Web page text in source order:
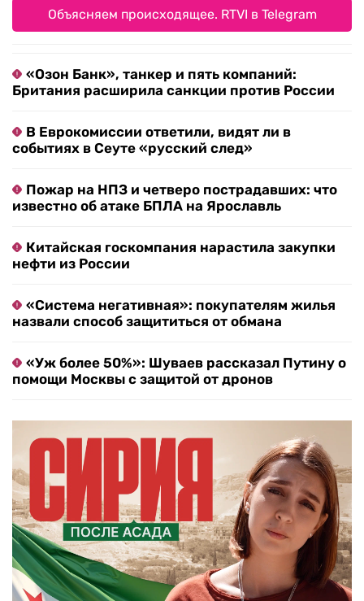
Объясняем происходящее. RTVI в Telegram
«Озон Банк», танкер и пять компаний:
Британия расширила санкции против России
В Еврокомиссии ответили, видят ли в
событиях в Сеуте «русский след»
Пожар на НПЗ и четверо пострадавших: что
известно об атаке БПЛА на Ярославль
Китайская госкомпания нарастила закупки
нефти из России
«Система негативная»: покупателям жилья
назвали способ защититься от обмана
«Уж более 50%»: Шуваев рассказал Путину о
помощи Москвы с защитой от дронов